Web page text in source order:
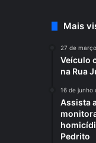
Mais
27 de
Veículo
na Rua
16 de junho
Assista
Pedrito